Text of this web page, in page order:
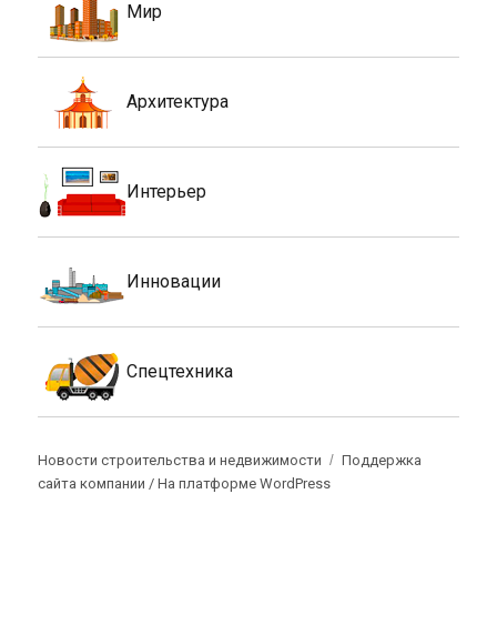
Мир
Архитектура
Интерьер
Инновации
Спецтехника
Новости строительства и недвижимости
Поддержка
сайта компании /На платформе WordPress